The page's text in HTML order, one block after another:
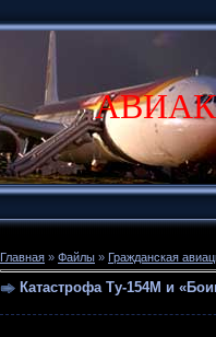
Главная » Файлы » Гражданская
Катастрофа Ту-154М и